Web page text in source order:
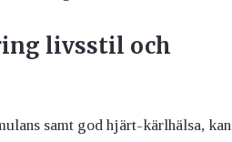
livsstil och
samt god hjärt-kärlhälsa, kan